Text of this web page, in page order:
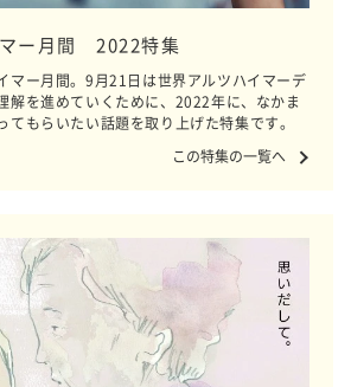
ー月間 2022特集
マー月間。9月21日は世界アルツハイマーデ
解を進めていくために、2022年に、なかま
てもらいたい話題を取り上げた特集です。
この特集の一覧へ